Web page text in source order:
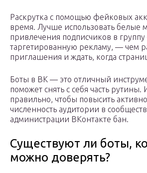
Раскрутка с помощью фейковых
время. Лучше использовать белые
привлечения подписчиков в
таргетированную рекламу, — чем
приглашения и ждать, когда
Боты в ВК — это отличный
поможет снять с себя часть рутины.
правильно, чтобы повысить
численность аудитории в
администрации ВКонтакте бан.
Существуют ли боты,
можно доверять?